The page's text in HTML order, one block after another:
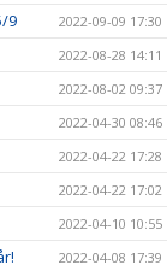
9 2022-09-09 17:30
2022-08-28 14:11
2022-08-02 09:37
2022-04-30 08:46
2022-04-22 17:28
2022-04-22 17:02
2022-04-10 10:55
2022-04-08 17:39